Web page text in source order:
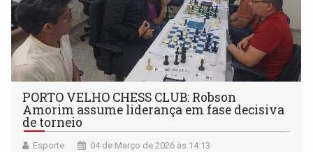
PORTO VELHO CHESS CLUB: Robson
Amorim assume liderança em fase decisiva
de torneio
Esporte 04 de Março de 2026 às 14:13